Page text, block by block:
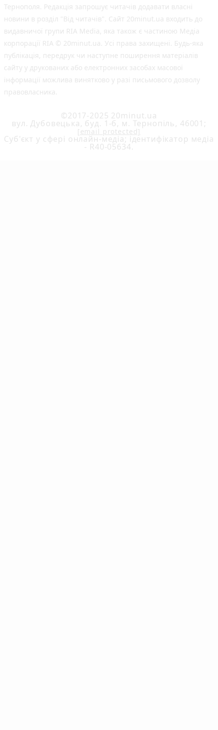
Тернополя. Редакція запрошує читачів додавати власні
новини в розділ "Від читачів". Сайт 20minut.ua входить до
видавничої групи RIA Media, яка також є частиною Медіа
корпорації RIA © 20minut.ua. Усі права захищені. Будь-яка
публiкацiя, передрук чи наступне поширення матеріалів
сайту у друкованих або електронних засобах масової
інформації можлива винятково у разі письмового дозволу
правовласника.
©2017-2025 20minut.ua
вул. Дубовецька, буд. 1-б, м. Тернопіль, 46001;
[email protected]
Cуб'єкт у сфері онлайн-медіа; ідентифікатор медіа
- R40-05634.